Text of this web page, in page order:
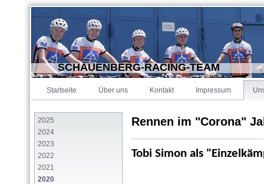
SCHAUENBERG-RACING-TEAM
Startseite Über uns Kontakt Impressum
2025
2024
2023
2022
2021
2020
Rennen im "Corona"
Tobi Simon als